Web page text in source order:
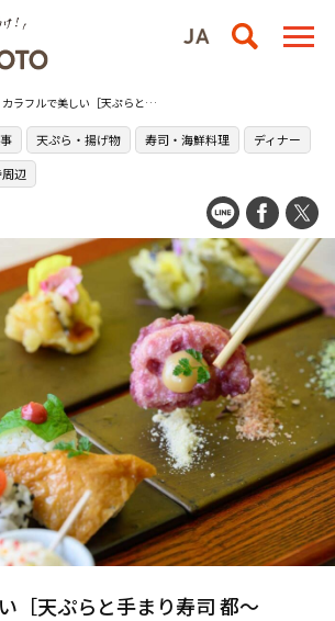
カラフルで美しい［天ぷらと手まり寿司 都〜miyako〜］が［東本願寺］近くに移転オープン！
天ぷら・揚げ物 寿司・海鮮料理
ディナー
辺
［天ぷらと手まり寿司 都〜